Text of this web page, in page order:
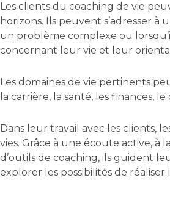
Les clients du coaching de vie
horizons. Ils peuvent s’adresser
un problème complexe ou
concernant leur vie et leur
Les domaines de vie pertinents
la carrière, la santé, les finances,
Dans leur travail avec les clients,
vies. Grâce à une écoute active, à
d’outils de coaching, ils guident
explorer les possibilités de réaliser